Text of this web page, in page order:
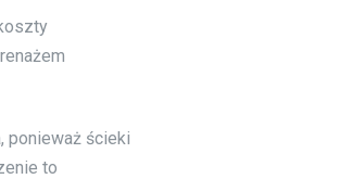
ponieważ ścieki
to